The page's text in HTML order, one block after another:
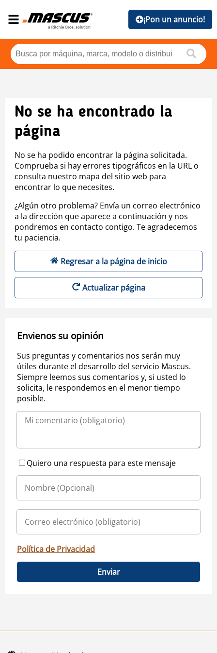
¡Pon un anuncio!
No se ha encontrado la
página
No se ha podido encontrar la página solicitada.
Comprueba si hay errores tipográficos en la URL o
consulta nuestro mapa del sitio web para
encontrar lo que necesites.
¿Algún otro problema? Envía un correo electrónico
a la dirección que aparece a continuación y nos
pondremos en contacto contigo. Te agradecemos
tu paciencia.
Regresar a la página de inicio
Actualizar página
Envienos su opinión
Sus preguntas y comentarios nos serán muy
útiles durante el desarrollo del servicio Mascus.
Siempre leemos sus comentarios y, si usted lo
solicita, le respondemos en el menor tiempo
posible.
Quiero una respuesta para este mensaje
Política de Privacidad
Enviar